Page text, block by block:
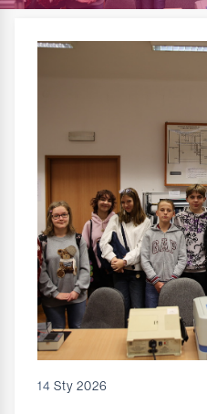
14 Sty 2026